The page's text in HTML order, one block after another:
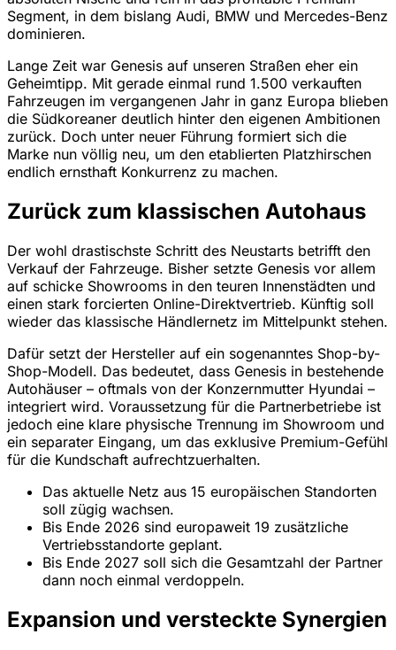
Segment, in dem bislang Audi, BMW und Mercedes-Benz
dominieren.
Lange Zeit war Genesis auf unseren Straßen eher ein
Geheimtipp. Mit gerade einmal rund 1.500 verkauften
Fahrzeugen im vergangenen Jahr in ganz Europa blieben
die Südkoreaner deutlich hinter den eigenen Ambitionen
zurück. Doch unter neuer Führung formiert sich die
Marke nun völlig neu, um den etablierten Platzhirschen
endlich ernsthaft Konkurrenz zu machen.
Zurück zum klassischen Autohaus
Der wohl drastischste Schritt des Neustarts betrifft den
Verkauf der Fahrzeuge. Bisher setzte Genesis vor allem
auf schicke Showrooms in den teuren Innenstädten und
einen stark forcierten Online-Direktvertrieb. Künftig soll
wieder das klassische Händlernetz im Mittelpunkt stehen.
Dafür setzt der Hersteller auf ein sogenanntes Shop-by-
Shop-Modell. Das bedeutet, dass Genesis in bestehende
Autohäuser – oftmals von der Konzernmutter Hyundai –
integriert wird. Voraussetzung für die Partnerbetriebe ist
jedoch eine klare physische Trennung im Showroom und
ein separater Eingang, um das exklusive Premium-Gefühl
für die Kundschaft aufrechtzuerhalten.
Das aktuelle Netz aus 15 europäischen Standorten
soll zügig wachsen.
Bis Ende 2026 sind europaweit 19 zusätzliche
Vertriebsstandorte geplant.
Bis Ende 2027 soll sich die Gesamtzahl der Partner
dann noch einmal verdoppeln.
Expansion und versteckte Synergien